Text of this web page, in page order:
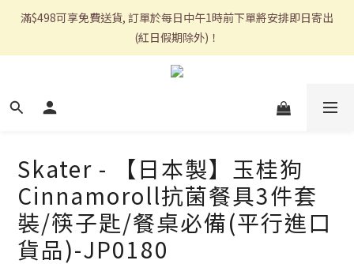
滿$498可享免費送貨, 訂單於每日中午1時前下單將安排即日寄出
(紅日假期除外)！
Skater - 【日本製】玉桂狗
Cinnamoroll抗菌餐具3件套
裝/筷子匙/餐桌必備(平行進口
貨品)-JP0180